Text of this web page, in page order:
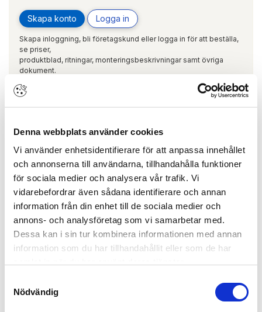
Denna webbplats använder cookies
Vi använder enhetsidentifierare för att anpassa innehållet
och annonserna till användarna, tillhandahålla funktioner
för sociala medier och analysera vår trafik. Vi
vidarebefordrar även sådana identifierare och annan
information från din enhet till de sociala medier och
annons- och analysföretag som vi samarbetar med.
Dessa kan i sin tur kombinera informationen med annan
information som du har tillhandahållit eller som de har
Nödvändig
Skapa konto Logga in
Skapa inloggning, bli företagskund eller logga in för att beställa,
se priser,
produktblad, ritningar, monteringsbeskrivningar samt övriga
dokument.
Täckprofil SAF120 L=3m Takmontage
ARTIKEL: 125375 MANTION 11031/300
Skapa konto